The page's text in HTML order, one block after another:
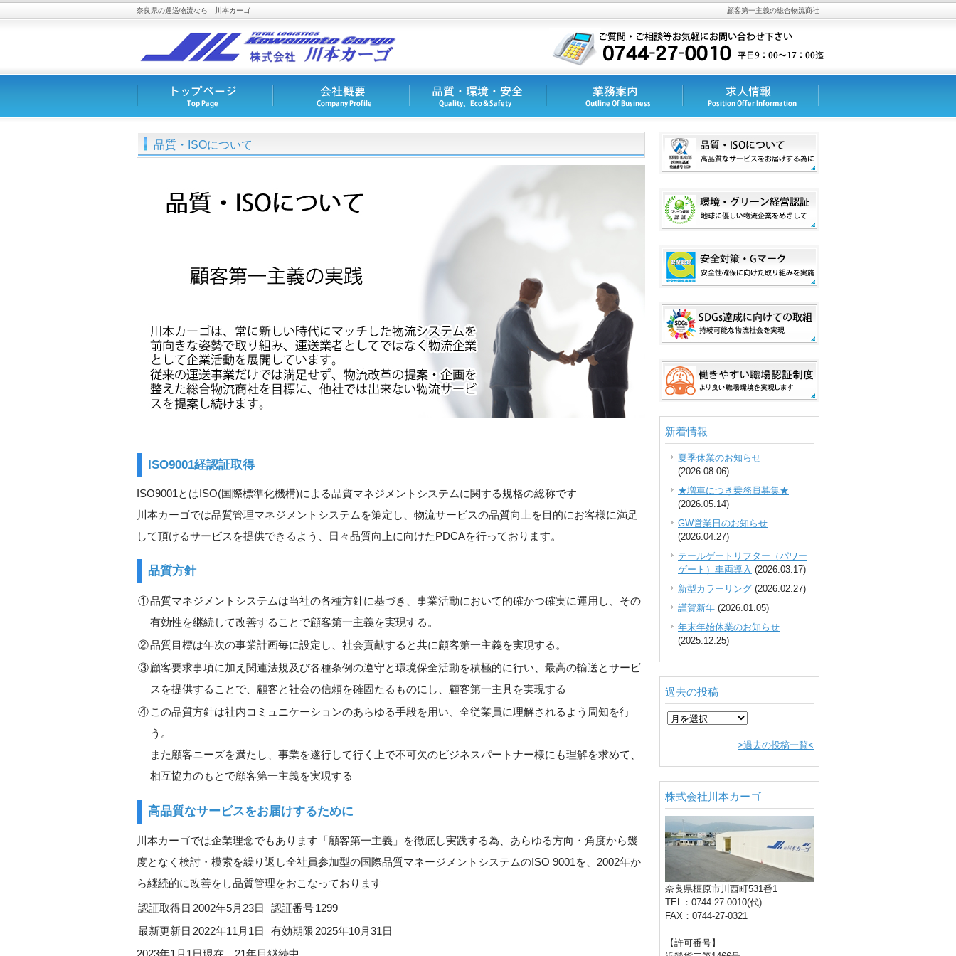
奈良県の運送物流なら 川本カーゴ 顧客第一主義の総合物流商社
品質・ISOについて
ISO9001経認証取得
ISO9001とはISO(国際標準化機構)による品質マネジメントシステムに関する規格の総称です
川本カーゴでは品質管理マネジメントシステムを策定し、物流サービスの品質向上を目的にお客様に満足
して頂けるサービスを提供できるよう、日々品質向上に向けたPDCAを行っております。
品質方針
①品質マネジメントシステムは当社の各種方針に基づき、事業活動において的確かつ確実に運用し、その
有効性を継続して改善することで顧客第一主義を実現する。
②品質目標は年次の事業計画毎に設定し、社会貢献すると共に顧客第一主義を実現する。
③顧客要求事項に加え関連法規及び各種条例の遵守と環境保全活動を積極的に行い、最高の輸送とサービ
スを提供することで、顧客と社会の信頼を確固たるものにし、顧客第一主具を実現する
④ この品質方針は社内コミュニケーションのあらゆる手段を用い、全従業員に理解されるよう周知を行
う。
また顧客ニーズを満たし、事業を遂行して行く上で不可欠のビジネスパートナー様にも理解を求めて、
相互協力のもとで顧客第一主義を実現する
高品質なサービスをお届けするために
川本カーゴでは企業理念でもあります「顧客第一主義」を徹底し実践する為、あらゆる方向・角度から幾
度となく検討・模索を繰り返し全社員参加型の国際品質マネージメントシステムのISO 9001を、2002年か
ら継続的に改善をし品質管理をおこなっております
認証取得日 2002年5月23日 認証番号1299
最新更新日 2022年11月1日 有効期限 2025年10月31日
2023年1月1日現在 21年目継続中
新着情報
夏季休業のお知らせ
(2026.08.06)
★増車につき乗務員募集★
(2026.05.14)
GW営業日のお知らせ
(2026.04.27)
テールゲートリフター（パワー
ゲート）車両導入 (2026.03.17)
新型カラーリング (2026.02.27)
謹賀新年 (2026.01.05)
年末年始休業のお知らせ
(2025.12.25)
過去の投稿
>過去の投稿一覧<
株式会社川本カーゴ
奈良県橿原市川西町531番1
TEL：0744-27-0010(代)
FAX：0744-27-0321
【許可番号】